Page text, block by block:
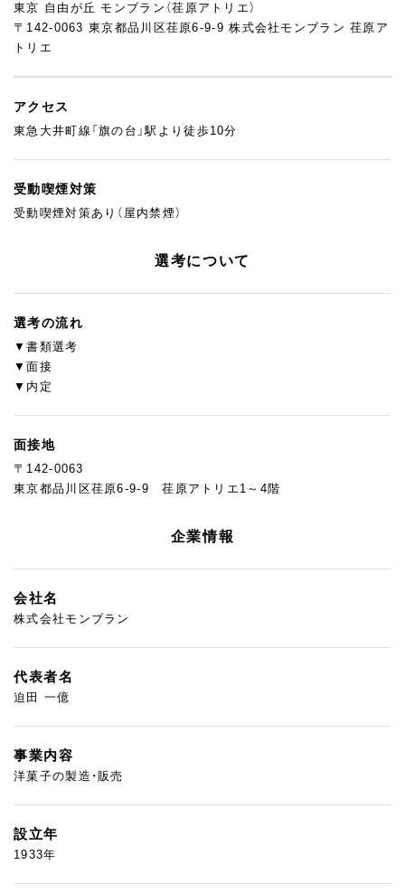
た。
経験に応じたステップで、焦らず着実に成長していけるのがモン
ブランのスタンスです。
その気持ちに共感していただける方と、これからのモンブランを
一緒につくっていけたら嬉しいです。
「見学を希望する」ボタンよりお気軽にご連絡ください。
東京 自由が丘 モンブラン（荏原アトリエ）
〒142-0063 東京都品川区荏原6-9-9 株式会社モンブラン 荏原ア
トリエ
アクセス
東急大井町線「旗の台」駅より徒歩10分
受動喫煙対策
受動喫煙対策あり（屋内禁煙）
選考について
選考の流れ
▼書類選考
▼面接
▼内定
面接地
〒142-0063
東京都品川区荏原6-9-9 荏原アトリエ1～4階
企業情報
会社名
株式会社モンブラン
代表者名
迫田 一億
事業内容
洋菓子の製造・販売
設立年
1933年